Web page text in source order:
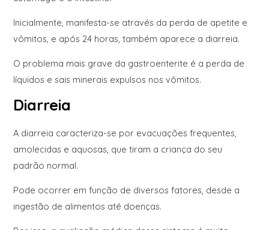
Inicialmente, manifesta-se através da perda de apetite e
vômitos, e após 24 horas, também aparece a diarreia.
O problema mais grave da gastroenterite é a perda de
líquidos e sais minerais expulsos nos vômitos.
Diarreia
A diarreia caracteriza-se por evacuações frequentes,
amolecidas e aquosas, que tiram a criança do seu
padrão normal.
Pode ocorrer em função de diversos fatores, desde a
ingestão de alimentos até doenças.